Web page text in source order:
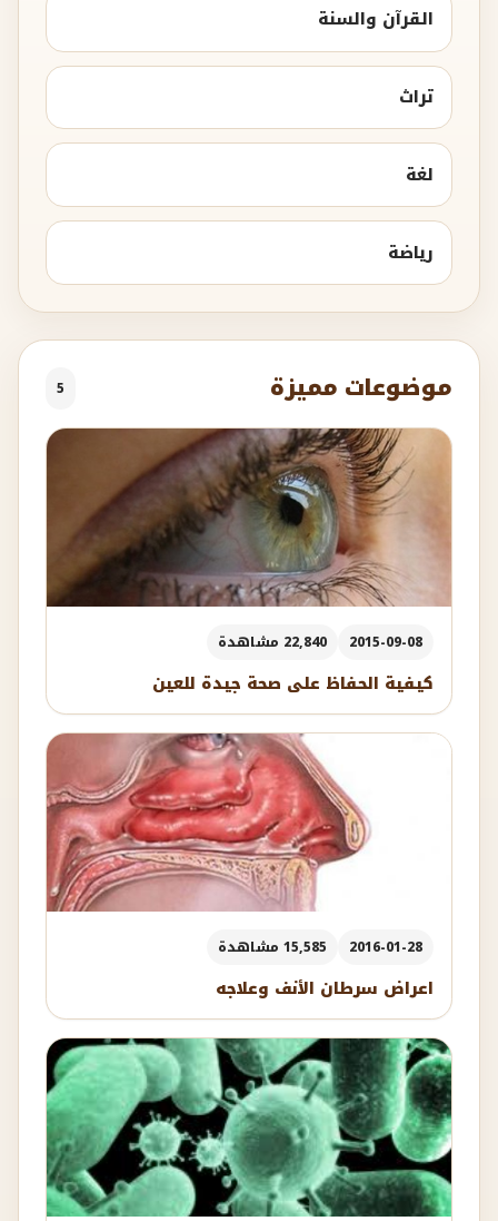
القرآن والسنة
تراث
لغة
رياضة
موضوعات مميزة 5
2015-09-08 22,840 مشاهدة
كيفية الحفاظ على صحة جيدة للعين
2016-01-28 15,585 مشاهدة
اعراض سرطان الأنف وعلاجه